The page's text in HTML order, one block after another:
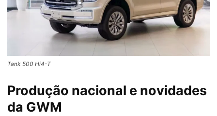
Tank 500 Hi4-T
Produção nacional e novidades
da GWM